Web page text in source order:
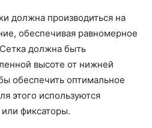
должна производиться на
обеспечивая равномерное
должна быть
высоте от нижней
обеспечить оптимальное
этого используются
фиксаторы.